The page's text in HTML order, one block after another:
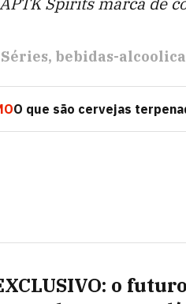
Séries bebidas-
O que são cervejas
o